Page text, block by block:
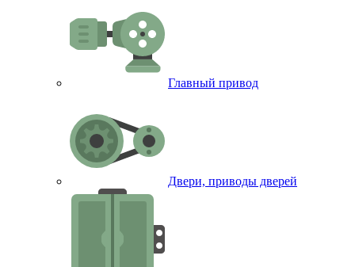
Главный привод
Двери, приводы дверей